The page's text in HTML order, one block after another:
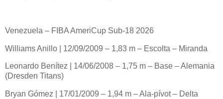
Venezuela – FIBA AmeriCup Sub-18 2026
Williams Anillo | 12/09/2009 – 1,83 m – Escolta – Miranda
Leonardo Benítez | 14/06/2008 – 1,75 m – Base – Alemania
(Dresden Titans)
Bryan Gómez | 17/01/2009 – 1,94 m – Ala-pívot – Delta